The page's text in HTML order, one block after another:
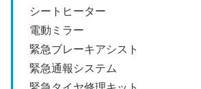
シートヒーター
電動ミラー
緊急ブレーキアシスト
緊急通報システム